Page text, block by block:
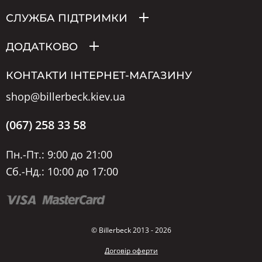
СЛУЖБА ПІДТРИМКИ
ДОДАТКОВО
КОНТАКТИ ІНТЕРНЕТ-МАГАЗИНУ
shop@billerbeck.kiev.ua
(067) 258 33 58
Пн.-Пт.: 9:00 до 21:00
Сб.-Нд.: 10:00 до 17:00
© Billerbeck 2013 - 2026
Договір оферти